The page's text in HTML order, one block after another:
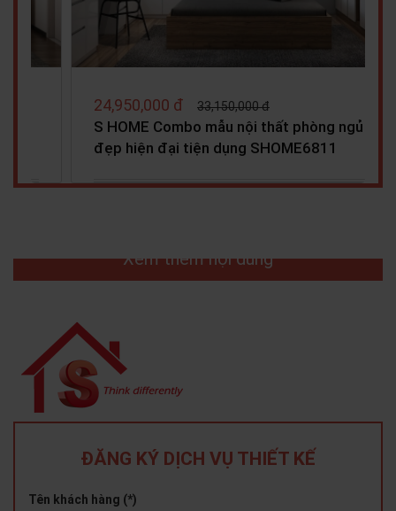
27,990,000 đ 31,050,000 đ
S HOME Combo mẫu nội thất phòng ngủ
cho bé đẹp hiện đại tiện…
TỦ ĐẦU GIƯỜNG X HOMEXem thêm nội dung
ĐĂNG KÝ DỊCH VỤ THIẾT KẾ
Tên khách hàng (*)